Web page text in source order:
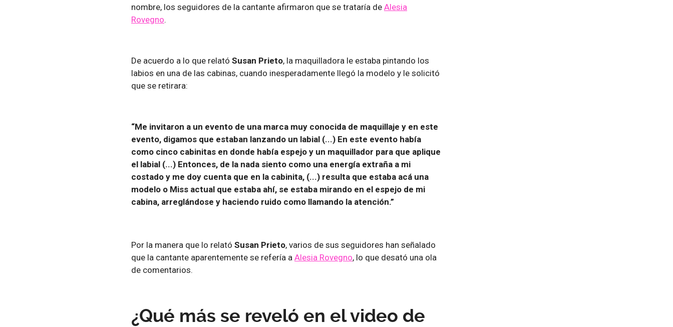
nombre, los seguidores de la cantante afirmaron que se trataría de Alesia
Rovegno.
De acuerdo a lo que relató Susan Prieto, la maquilladora le estaba pintando los
labios en una de las cabinas, cuando inesperadamente llegó la modelo y le solicitó
que se retirara:
“Me invitaron a un evento de una marca muy conocida de maquillaje y en este
evento, digamos que estaban lanzando un labial (...) En este evento había
como cinco cabinitas en donde había espejo y un maquillador para que aplique
el labial (...) Entonces, de la nada siento como una energía extraña a mi
costado y me doy cuenta que en la cabinita, (...) resulta que estaba acá una
modelo o Miss actual que estaba ahí, se estaba mirando en el espejo de mi
cabina, arreglándose y haciendo ruido como llamando la atención.”
Por la manera que lo relató Susan Prieto, varios de sus seguidores han señalado
que la cantante aparentemente se refería a Alesia Rovegno, lo que desató una ola
de comentarios.
¿Qué más se reveló en el video de